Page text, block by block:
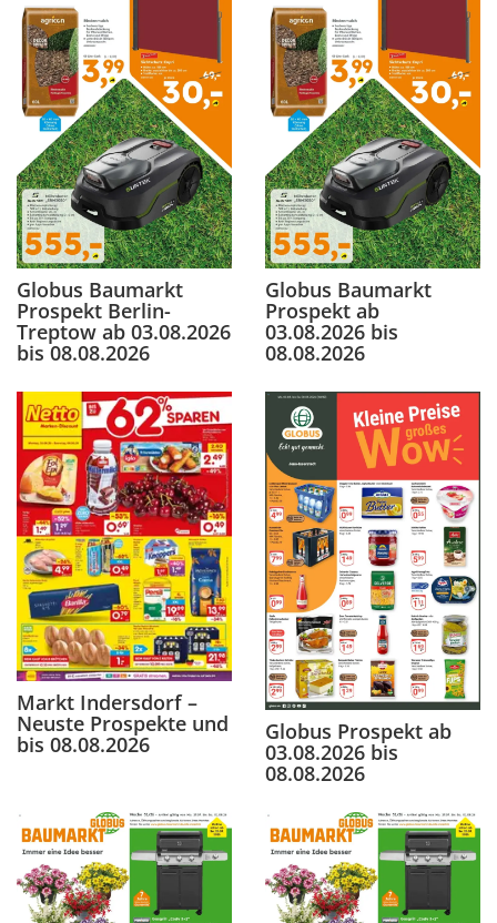
Globus Baumarkt
Prospekt Berlin-
Treptow ab 03.08.2026
bis 08.08.2026
Globus Baumarkt
Prospekt ab
03.08.2026 bis
08.08.2026
Markt Indersdorf –
Neuste Prospekte und
bis 08.08.2026
Globus Prospekt ab
03.08.2026 bis
08.08.2026